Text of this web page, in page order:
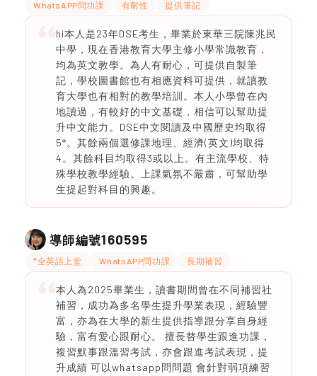
WhatsAPP問功課 有耐性 提供筆記
hi本人是23年DSE考生，畢業於東華三院陳兆民
中學，現在香港教育大學主修小學常識教育，
均為英文教學。為人有耐心，可提供自製筆
記，學校圖書館也有相應資料可提供，就讀教
育大學也有相對的教學培訓。本人小學曾在內
地讀過，有較好的中文基礎，相信可以幫助提
升中文能力。DSE中文閱讀及中國歷史均取得
5*。其餘兩個選修課地理、經濟(英文)均取得
4。其餘科目均取得3或以上。有主流學校、特
殊學校教學經驗。上課氣氛不嚴肅，可幫助學
生提起對科目的興趣。
導師編號160595
*全英語上堂 WhatsAPP問功課 長期補習
本人為2025畢業生，讀書期間曾在不同補習社
補習，成功為多名學生提升學業表現，經驗豐
富，亦為在大學的新生提供指導跟分享自身經
驗，富有愛心跟耐心。 擅長替學生跟進功課，
複習默事跟溫習考試，亦會跟進考試表現，提
升成績 可以whatsapp問問題 會針對弱項練習